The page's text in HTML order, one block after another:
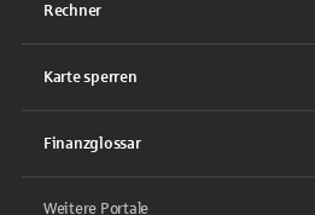
Rechner
Karte sperren
Finanzglossar
Weitere Portale